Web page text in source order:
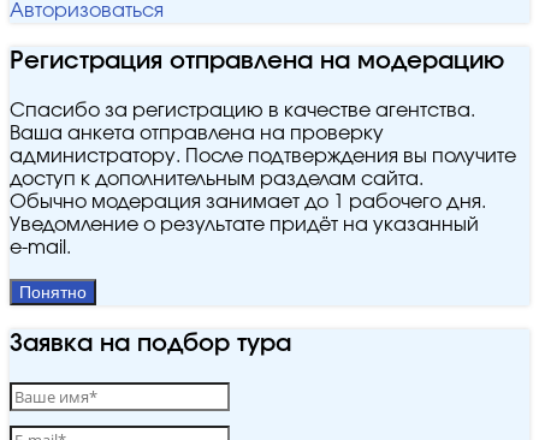
Авторизоваться
Регистрация отправлена на модерацию
Спасибо за регистрацию в качестве агентства.
Ваша анкета отправлена на проверку
администратору. После подтверждения вы получите
доступ к дополнительным разделам сайта.
Обычно модерация занимает до 1 рабочего дня.
Уведомление о результате придёт на указанный
e‑mail.
Понятно
Заявка на подбор тура